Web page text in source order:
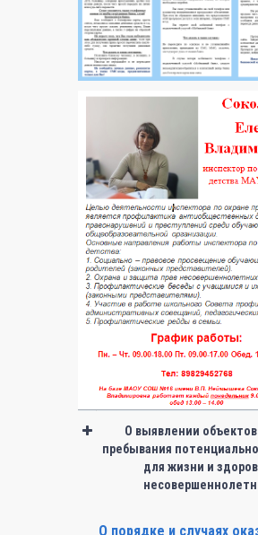
О выявлении
пребывания
для жизни и
О порядке и случаях